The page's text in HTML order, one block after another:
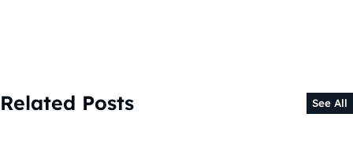
Related Posts See All